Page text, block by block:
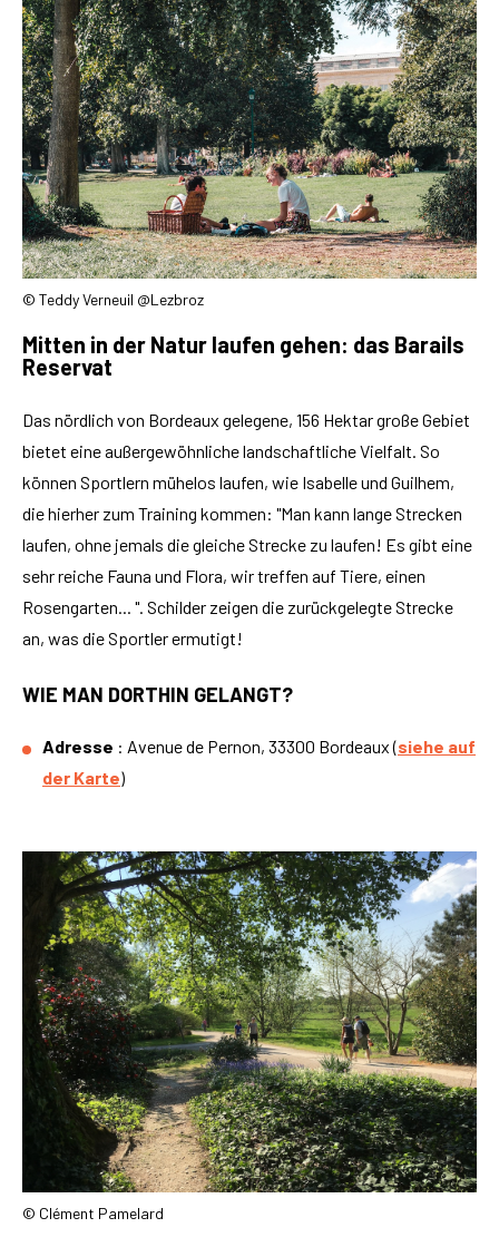
© Teddy Verneuil @Lezbroz
Mitten in der Natur laufen gehen: das Barails
Reservat
Das nördlich von Bordeaux gelegene, 156 Hektar große Gebiet
bietet eine außergewöhnliche landschaftliche Vielfalt. So
können Sportlern mühelos laufen, wie Isabelle und Guilhem,
die hierher zum Training kommen: "Man kann lange Strecken
laufen, ohne jemals die gleiche Strecke zu laufen! Es gibt eine
sehr reiche Fauna und Flora, wir treffen auf Tiere, einen
Rosengarten... ". Schilder zeigen die zurückgelegte Strecke
an, was die Sportler ermutigt!
WIE MAN DORTHIN GELANGT?
Adresse : Avenue de Pernon, 33300 Bordeaux (siehe auf
der Karte)
© Clément Pamelard